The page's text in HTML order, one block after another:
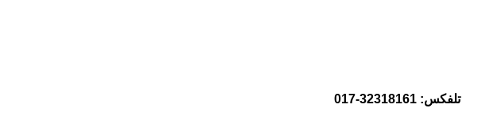
تلفکس: 32318161-017